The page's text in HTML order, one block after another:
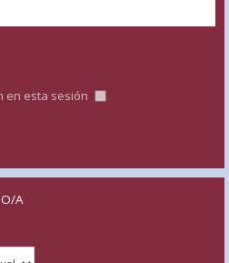
en esta sesión
A